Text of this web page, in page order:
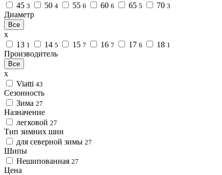
45 3 50 4 55 6 60 6 65 5 70 3
Диаметр
Все
x
13 1 14 5 15 7 16 7 17 6 18 1
Производитель
Все
x
Viatti 43
Сезонность
Зима 27
Назначение
легковой 27
Тип зимних шин
для северной зимы 27
Шипы
Нешипованная 27
Цена